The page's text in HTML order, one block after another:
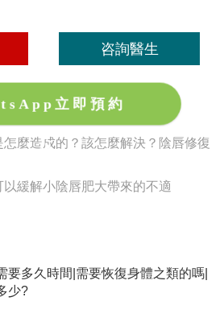
咨詢醫生
立即預約
麼造成的？該怎麼解決？陰唇修復
緩解小陰唇肥大帶來的不適
要多久時間|需要恢復身體之類的嗎|
少?